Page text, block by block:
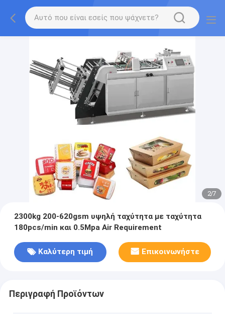
2/7
2300kg 200-620gsm υψηλή ταχύτητα με ταχύτητα
180pcs/min και 0.5Mpa Air Requirement
Καλύτερη τιμή Επικοινωνήστε
Περιγραφή Προϊόντων